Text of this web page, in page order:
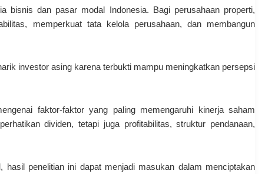
bisnis dan pasar modal Indonesia. Bagi perusahaan properti,
memperkuat tata kelola perusahaan, dan membangun
investor asing karena terbukti mampu meningkatkan persepsi
faktor-faktor yang paling memengaruhi kinerja saham
dividen, tetapi juga profitabilitas, struktur pendanaan,
penelitian ini dapat menjadi masukan dalam menciptakan